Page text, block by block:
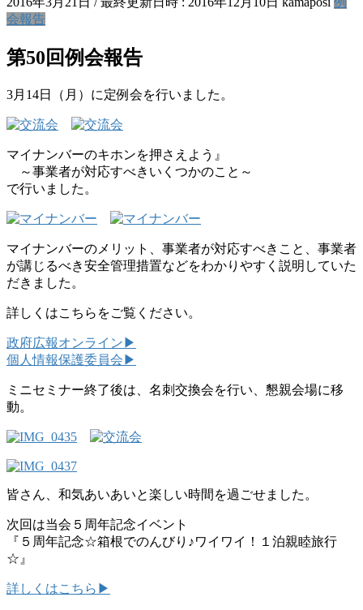
会報告
第50回例会報告
3月14日（月）に定例会を行いました。
マイナンバーのキホンを押さえよう』
～事業者が対応すべきいくつかのこと～
で行いました。
マイナンバーのメリット、事業者が対応すべきこと、事業者
が講じるべき安全管理措置などをわかりやすく説明していた
だきました。
詳しくはこちらをご覧ください。
政府広報オンライン▶︎
個人情報保護委員会▶︎
ミニセミナー終了後は、名刺交換会を行い、懇親会場に移
動。
皆さん、和気あいあいと楽しい時間を過ごせました。
次回は当会５周年記念イベント
『５周年記念☆箱根でのんびり♪ワイワイ！１泊親睦旅行
☆』
詳しくはこちら▶